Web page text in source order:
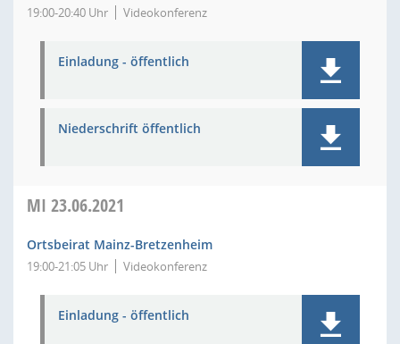
19:00-20:40 Uhr Videokonferenz
Einladung - öffentlich
Niederschrift öffentlich
MI 23.06.2021
Ortsbeirat Mainz-Bretzenheim
19:00-21:05 Uhr Videokonferenz
Einladung - öffentlich